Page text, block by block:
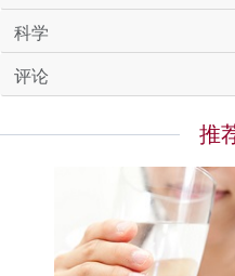
科学
评论
推